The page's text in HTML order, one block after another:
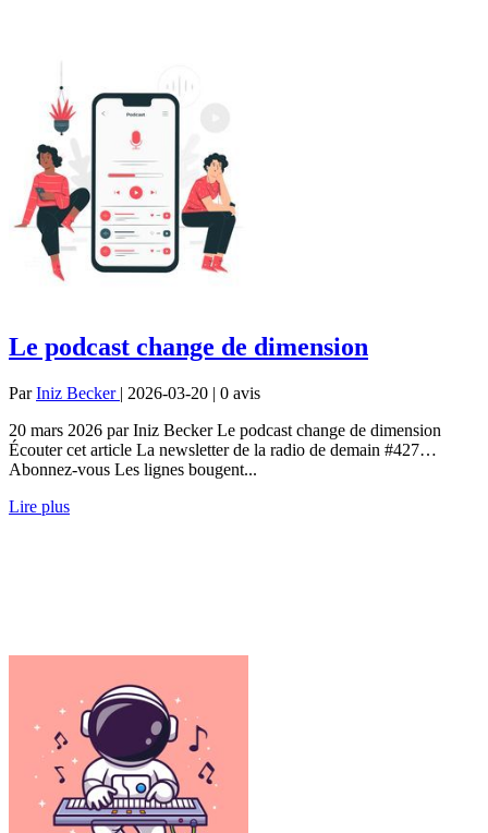
Le podcast change de dimension
ParIniz Becker | 2026-03-20 | 0 avis
20 mars 2026 par Iniz Becker Le podcast change de dimension
Écouter cet article La newsletter de la radio de demain #427…
Abonnez-vous Les lignes bougent...
Lire plus